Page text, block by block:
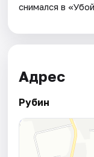
снимался в
Адрес
Рубин